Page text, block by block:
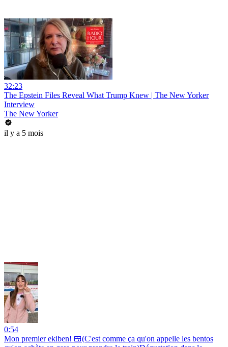
32:23
The Epstein Files Reveal What Trump Knew | The New Yorker
Interview
The New Yorker
il y a 5 mois
0:54
Mon premier ekiben! 🍱(C'est comme ça qu'on appelle les bentos